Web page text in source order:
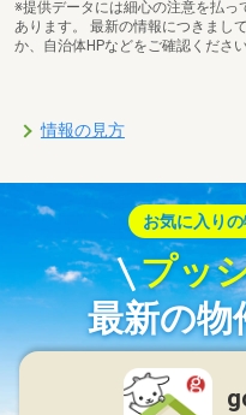
※提供データには細心の注意を払
あります。 最新の情報につきまし
か、自治体HPなどをご確認ください
情報の見方
お気に入り
プッ
最新の物